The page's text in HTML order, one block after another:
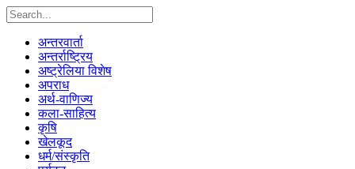
अन्तरवार्ता
अन्तर्राष्ट्रिय
अष्ट्रेलिया विशेष
अपराध
अर्थ-वाणिज्य
कला-साहित्य
कृषि
खेलकूद
धर्म/संस्कृति